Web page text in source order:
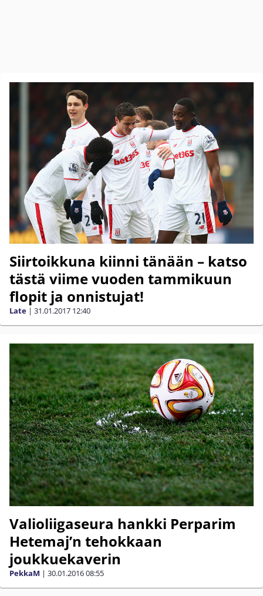
Siirtoikkuna kiinni tänään – katso
tästä viime vuoden tammikuun
flopit ja onnistujat!
Late | 31.01.2017 12:40
Valioliigaseura hankki Perparim
Hetemaj’n tehokkaan
joukkuekaverin
PekkaM | 30.01.201608:55